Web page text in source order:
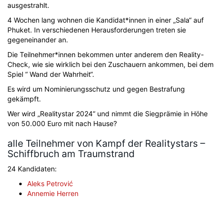
ausgestrahlt.
4 Wochen lang wohnen die Kandidat*innen in einer „Sala“ auf
Phuket. In verschiedenen Herausforderungen treten sie
gegeneinander an.
Die Teilnehmer*innen bekommen unter anderem den Reality-
Check, wie sie wirklich bei den Zuschauern ankommen, bei dem
Spiel “ Wand der Wahrheit“.
Es wird um Nominierungsschutz und gegen Bestrafung
gekämpft.
Wer wird „Realitystar 2024“ und nimmt die Siegprämie in Höhe
von 50.000 Euro mit nach Hause?
alle Teilnehmer von Kampf der Realitystars –
Schiffbruch am Traumstrand
24 Kandidaten:
Aleks Petrović
Annemie Herren